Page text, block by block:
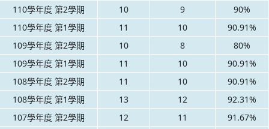
110學年度 第2學期
10 9
90%
110學年度 第1學期
11 10
90.91%
109學年度 第2學期
10 8
80%
109學年度 第1學期
11 10
90.91%
108學年度 第2學期
11 10
90.91%
108學年度 第1學期
13 12
92.31%
107學年度 第2學期
12 11
91.67%